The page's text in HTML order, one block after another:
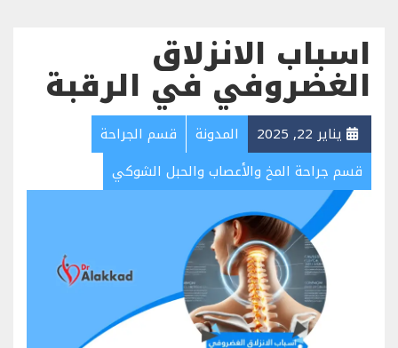
اسباب الانزلاق
الغضروفي في الرقبة
يناير 22, 2025 المدونة
قسم الجراحة
قسم جراحة المخ والأعصاب والحبل الشوكي